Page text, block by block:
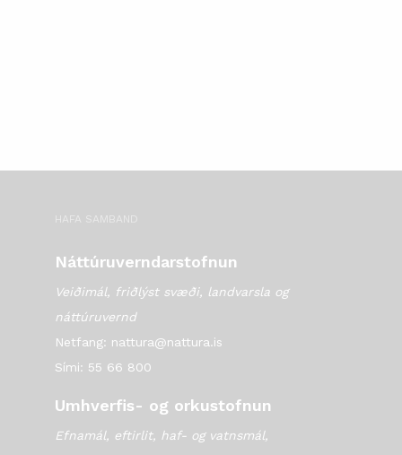
HAFA SAMBAND
Náttúruverndarstofnun
Veiðimál, friðlýst svæði, landvarsla og
náttúruvernd
Netfang: nattura@nattura.is
Sími: 55 66 800
Umhverfis- og orkustofnun
Efnamál, eftirlit, haf- og vatnsmál,